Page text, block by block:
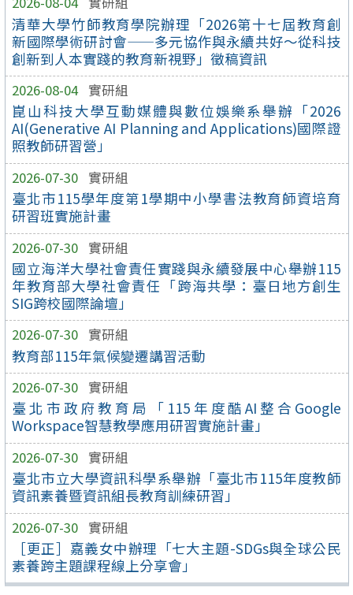
清華大學竹師教育學院辦理「2026第十七屆教育創
新國際學術研討會——多元協作與永續共好～從科技
創新到人本實踐的教育新視野」徵稿資訊
2026-08-04 實研組
崑山科技大學互動媒體與數位娛樂系舉辦「2026
AI(Generative AI Planning and Applications)國際證
照教師研習營」
2026-07-30 實研組
臺北市115學年度第1學期中小學書法教育師資培育
研習班實施計畫
2026-07-30 實研組
國立海洋大學社會責任實踐與永續發展中心舉辦115
年教育部大學社會責任「跨海共學：臺日地方創生
SIG跨校國際論壇」
2026-07-30 實研組
教育部115年氣候變遷講習活動
2026-07-30 實研組
臺北市政府教育局「115年度酷AI整合Google
Workspace智慧教學應用研習實施計畫」
2026-07-30 實研組
臺北市立大學資訊科學系舉辦「臺北市115年度教師
資訊素養暨資訊組長教育訓練研習」
2026-07-30 實研組
［更正］嘉義女中辦理「七大主題-SDGs與全球公民
素養跨主題課程線上分享會」